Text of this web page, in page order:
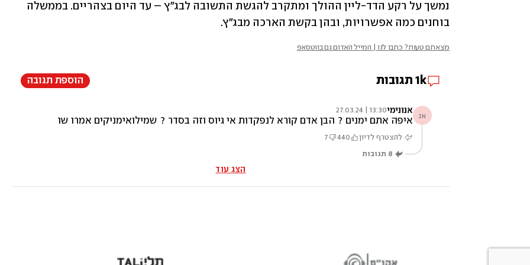
בוחנים כמה אפשרויות, ובהן בקשת הארכה מבג"ץ.
מצאתם טעות? כתבו לנו | המייל האדום גם בווטסאפ
1k תגובות הוספת תגובה
אנ אנונימי13:30 | 27.03.24
איפה אתם ימנים ? הבן אדם קורא לנפקדות אי גיוס וזה בסדר ? שמילואימניקים אמרו שהם לא
להצטרף לדיון 440
7
8 תגובות
הצג עוד